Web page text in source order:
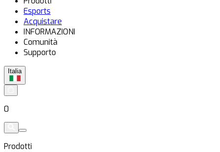
Esports
Acquistare
INFORMAZIONI
Comunità
Supporto
Italia
0
Prodotti